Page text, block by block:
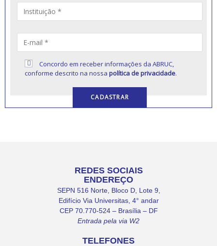
Concordo em receber informações da ABRUC,
conforme descrito na nossapolítica de privacidade.
REDES SOCIAIS
ENDEREÇO
SEPN 516 Norte, Bloco D, Lote 9,
Edifício Via Universitas, 4° andar
CEP 70.770-524 – Brasília – DF
Entrada pela via W2
TELEFONES